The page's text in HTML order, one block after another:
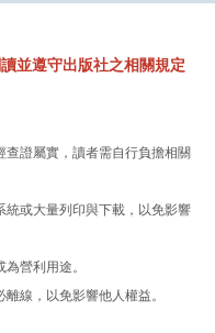
並遵守出版社之相關規定
證屬實，讀者需自行負擔相關
或大量列印與下載，以免影響
營利用途。
線，以免影響他人權益。